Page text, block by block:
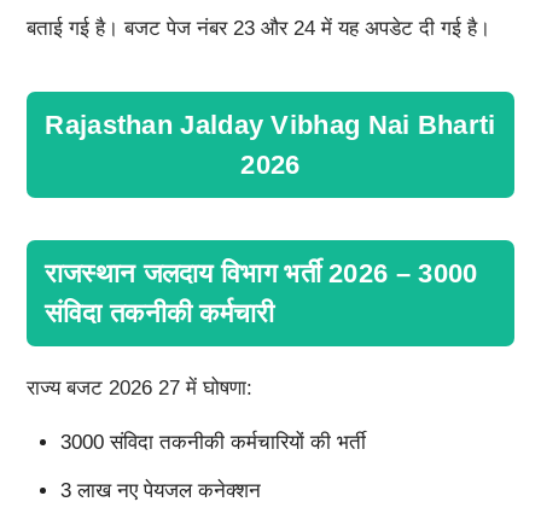
बताई गई है। बजट पेज नंबर 23 और 24 में यह अपडेट दी गई है।
Rajasthan Jalday Vibhag Nai Bharti
2026
राजस्थान जलदाय विभाग भर्ती 2026 – 3000
संविदा तकनीकी कर्मचारी
राज्य बजट 2026 27 में घोषणा:
3000 संविदा तकनीकी कर्मचारियों की भर्ती
3 लाख नए पेयजल कनेक्शन